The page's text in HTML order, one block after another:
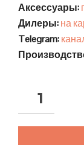
Аксессуары:
Дилеры:на
Telegram: